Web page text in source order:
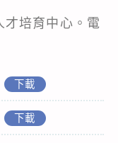
才培育中心。電
下載
下載